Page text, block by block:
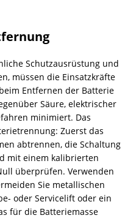
Schutzausrüstung und
müssen die Einsatzkräfte
Entfernen der Batterie
Säure, elektrischer
minimiert. Das
Zuerst das
abtrennen, die Schaltung
mit einem kalibrierten
überprüfen. Verwenden
Sie metallischen
oder Servicelift oder ein
für die Batteriemasse